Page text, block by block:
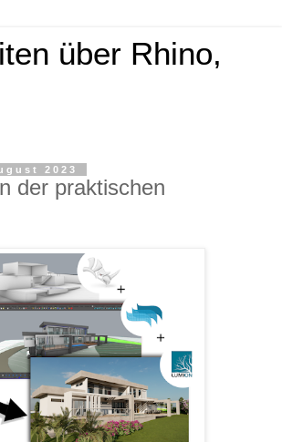
über Rhino,
2023
der praktischen